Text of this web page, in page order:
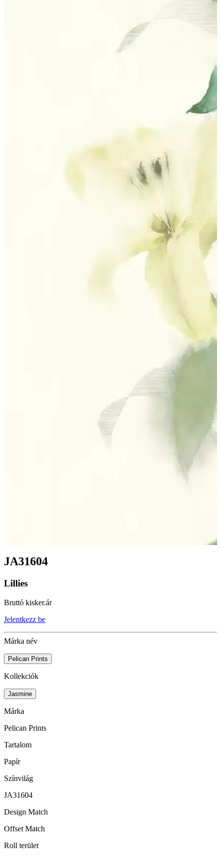
JA31604
Lillies
Bruttó kisker.ár
Jelentkezz be
Márka név
Pelican Prints
Kollekciók
Jasmine
Márka
Pelican Prints
Tartalom
Papír
Színvilág
JA31604
Design Match
Offset Match
Roll terület